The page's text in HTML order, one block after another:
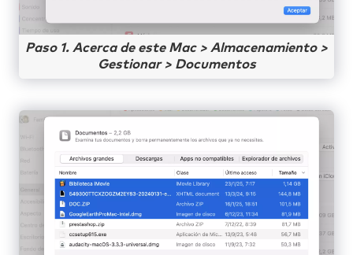
Paso 1. Acerca de este Mac > Almacenamiento >
Gestionar > Documentos